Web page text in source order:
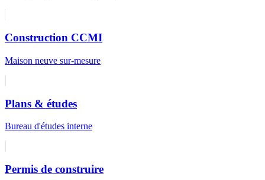
Construction CCMI
Maison neuve sur-mesure
Plans & études
Bureau d'études interne
Permis de construire